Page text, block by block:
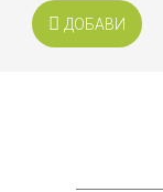
ДОБАВИ